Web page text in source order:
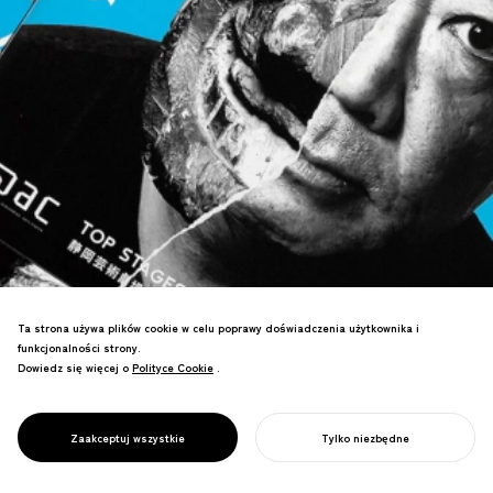
ŚWIATOWY
TEATRALNY
SHIZUOKA
Design Award: Złoto, uznany za
najlepszy projekt logo na świecie.
Ta strona używa plików cookie w celu poprawy doświadczenia użytkownika i
funkcjonalności strony.
Dowiedz się więcej o Polityce Cookie
Polityce Cookie .
Zaakceptuj wszystkie Tylko niezbędne